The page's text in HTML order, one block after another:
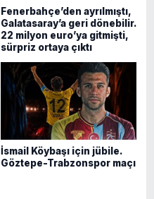
Fenerbahçe’den ayrılmıştı,
Galatasaray’a geri dönebilir.
22 milyon euro’ya gitmişti,
sürpriz ortaya çıktı
İsmail Köybaşı için jübile.
Göztepe-Trabzonspor maçı